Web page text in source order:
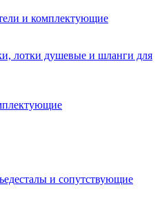
и комплектующие
лотки душевые и шланги для
и сопутствующие